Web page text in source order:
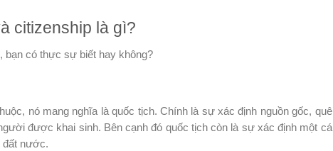
citizenship là gì?
bạn có thực sự biết hay không?
nó mang nghĩa là quốc tịch. Chính là sự xác định nguồn gốc, quê
được khai sinh. Bên cạnh đó quốc tịch còn là sự xác định một cá
đất nước.